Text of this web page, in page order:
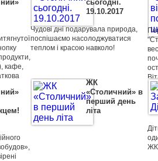
скоро.
Хай щастить вам в новому році!
Затишку вам і тепла!
та
кафе,
сьогоднi.
19.10.2017
Чудові дні подарувала природа,
поспішаємо насолоджуватися
теплом і красою навколо!
ЖК
«Столичний» в
перший день
лiта
ЖК